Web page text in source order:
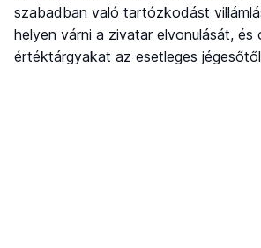
szabadban való tartózkodást
helyen várni a zivatar elvonulását, és
értéktárgyakat az esetleges